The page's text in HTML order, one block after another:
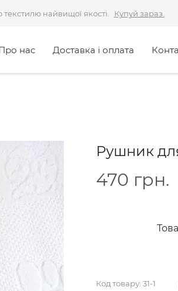
найвищої якості. Купуй зараз.
нас Доставка і оплата
Рушник
470 грн.
Код товару:31-1